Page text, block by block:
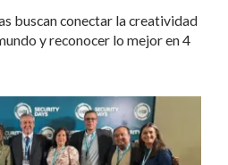
buscan conectar la creatividad
y reconocer lo mejor en 4